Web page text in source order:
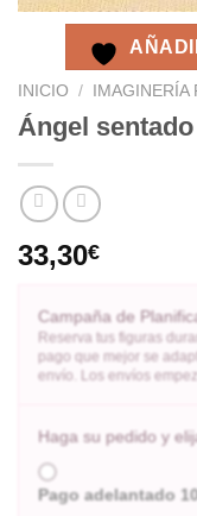
INICIO /
Ángel
33,30€
Campaña de
Reserva tus figuras
pago que mejor se
envío. Los envíos
Haga su pedido y
Pago adelantado